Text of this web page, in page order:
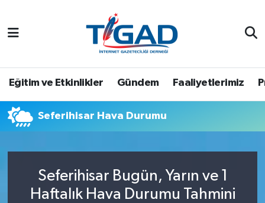
Eğitim ve Etkinlikler Gündem Faaliyetlerimiz
Seferihisar Hava Durumu
Seferihisar Bugün, Yarın ve 1
Haftalık Hava Durumu Tahmini
Nöbetçi Eczaneler
Tüm Manşetler